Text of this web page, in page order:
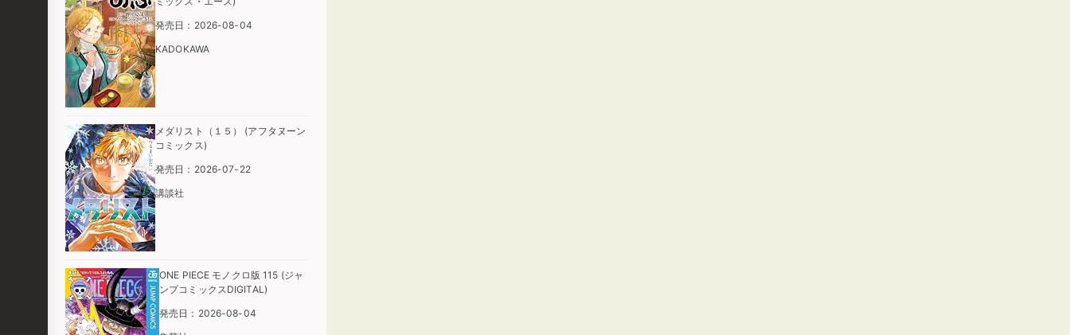
発売日：2026-08-04
KADOKAWA
メダリスト（１５） (アフタヌーン
コミックス)
発売日：2026-07-22
講談社
ONE PIECE モノクロ版 115 (ジャ
ンプコミックスDIGITAL)
発売日：2026-08-04